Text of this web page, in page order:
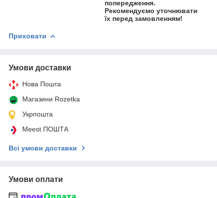
попередження.
Рекомендуємо уточнювати
їх перед замовленням!
Приховати
Умови доставки
Нова Пошта
Магазини Rozetka
Укрпошта
Meest ПОШТА
Всі умови доставки
Умови оплати